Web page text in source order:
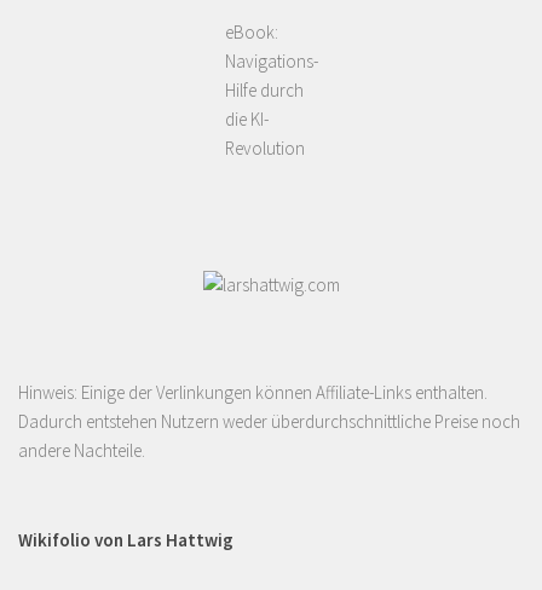
eBook:
Navigations-
Hilfe durch
die KI-
Revolution
Hinweis: Einige der Verlinkungen können Affiliate-Links enthalten.
Dadurch entstehen Nutzern weder überdurchschnittliche Preise noch
andere Nachteile.
Wikifolio von Lars Hattwig